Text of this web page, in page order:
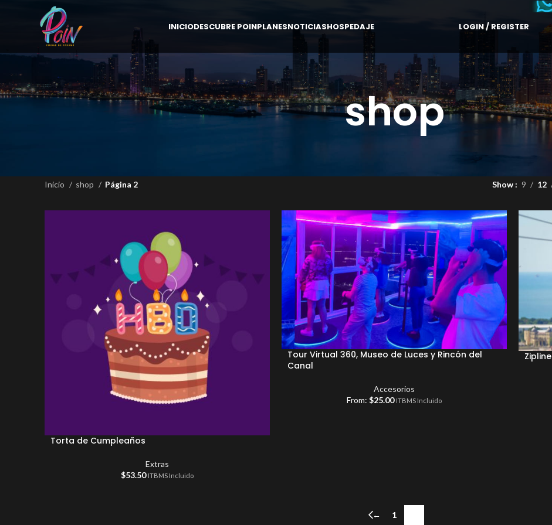
INICIODESCUBRE POINPLANESNOTICIASHOSPEDAJE LOGIN / REGISTER
shop
Inicio shop Página 2 Show 9 12
Torta de Cumpleaños
Extras
$53.50 ITBMS Incluido
Tour Virtual 360, Museo de Luces y Rincón del
Canal
Accesorios
From: $25.00 ITBMS Incluido
Zipline
← 1